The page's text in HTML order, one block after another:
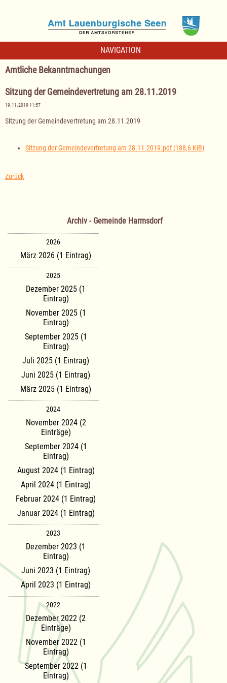
NAVIGATION
Amtliche Bekanntmachungen
Sitzung der Gemeindevertretung am 28.11.2019
19.11.2019 11:57
Sitzung der Gemeindevertretung am 28.11.2019
Sitzung der Gemeindevertretung am 28.11.2019.pdf(188,6 KiB)
Zurück
Archiv - Gemeinde Harmsdorf
2026
März 2026 (1 Eintrag)
2025
Dezember 2025 (1
Eintrag)
November 2025 (1
Eintrag)
September 2025 (1
Eintrag)
Juli 2025 (1 Eintrag)
Juni 2025 (1 Eintrag)
März 2025 (1 Eintrag)
2024
November 2024 (2
Einträge)
September 2024 (1
Eintrag)
August 2024 (1 Eintrag)
April 2024 (1 Eintrag)
Februar 2024 (1 Eintrag)
Januar 2024 (1 Eintrag)
2023
Dezember 2023 (1
Eintrag)
Juni 2023 (1 Eintrag)
April 2023 (1 Eintrag)
2022
Dezember 2022 (2
Einträge)
November 2022 (1
Eintrag)
September 2022 (1
Eintrag)